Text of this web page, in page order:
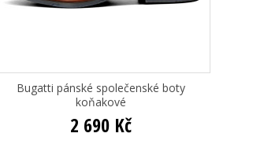
Bugatti pánské společenské boty
koňakové
2 690 Kč